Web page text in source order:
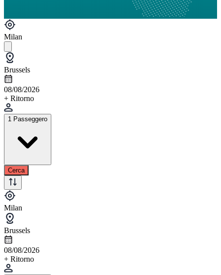
Milan
Brussels
08/08/2026
+ Ritorno
1 Passeggero
Cerca
Milan
Brussels
08/08/2026
+ Ritorno